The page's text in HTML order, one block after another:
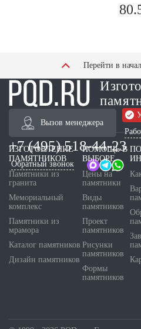
Перейти в
Вызов менеджера
+7 (495) 518-44-23
Обратный звонок
ИЗГОТОВЛЕНИЕ
ПАМЯТНИКОВ
Памятники из
гранита
Мемориальный
комплекс
Памятники из
мрамора
Каталог памятников
Дизайн памятников
ПОМОЩЬ В
ВЫБОРЕ
Цены на
памятники
Виды
памятников
Проект
памятников
Рисунки
памятников
Формы
памятников